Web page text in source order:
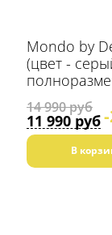
Mondo by
(цвет -
Bluetooth
В
11 990 руб
14 990 руб